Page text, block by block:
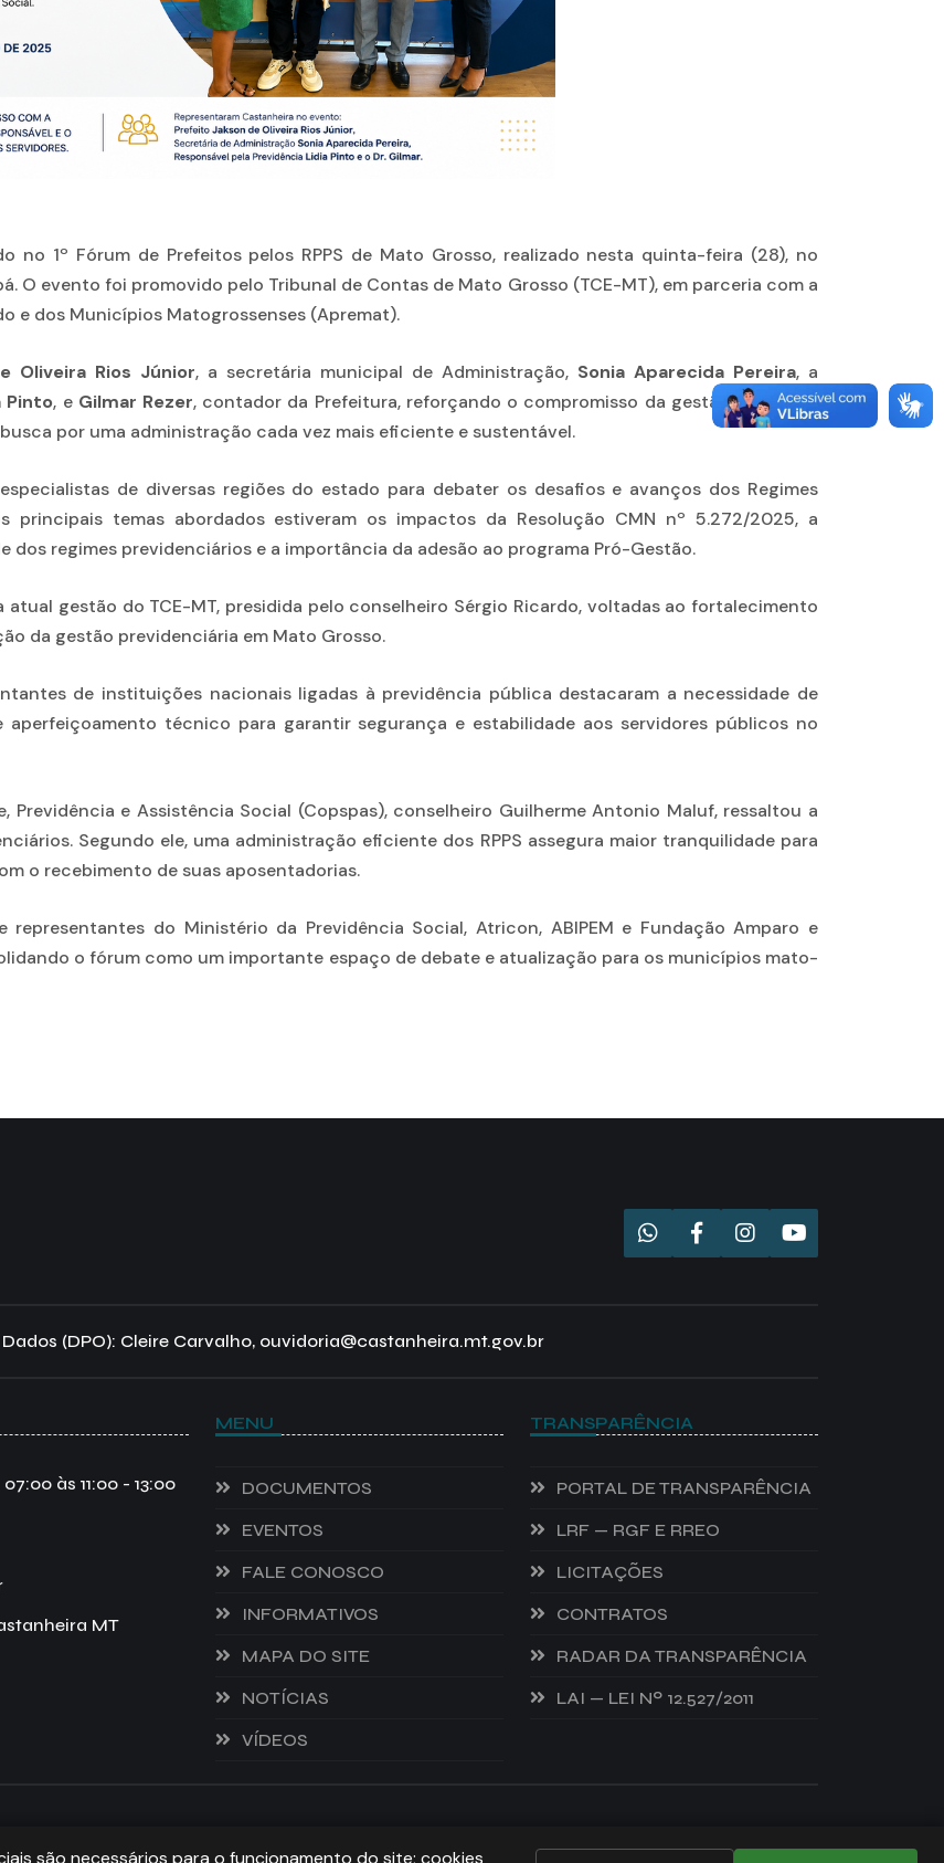
no 1º Fórum de Prefeitos pelos RPPS de Mato Grosso, realizado nesta quinta-feira (28), no
O evento foi promovido pelo Tribunal de Contas de Mato Grosso (TCE-MT), em parceria com a
e dos Municípios Matogrossenses (Apremat).
Oliveira Rios Júnior, a secretária municipal de Administração, Sonia Aparecida Pereira, a
Pinto, e Gilmar Rezer, contador da Prefeitura, reforçando o compromisso da gestão municipal
por uma administração cada vez mais eficiente e sustentável.
de diversas regiões do estado para debater os desafios e avanços dos Regimes
principais temas abordados estiveram os impactos da Resolução CMN nº 5.272/2025, a
regimes previdenciários e a importância da adesão ao programa Pró-Gestão.
gestão do TCE-MT, presidida pelo conselheiro Sérgio Ricardo, voltadas ao fortalecimento
da gestão previdenciária em Mato Grosso.
de instituições nacionais ligadas à previdência pública destacaram a necessidade de
aperfeiçoamento técnico para garantir segurança e estabilidade aos servidores públicos no
Previdência e Assistência Social (Copspas), conselheiro Guilherme Antonio Maluf, ressaltou a
Segundo ele, uma administração eficiente dos RPPS assegura maior tranquilidade para
o recebimento de suas aposentadorias.
do Ministério da Previdência Social, Atricon, ABIPEM e Fundação Amparo e
o fórum como um importante espaço de debate e atualização para os municípios mato-
(DPO): Cleire Carvalho, ouvidoria@castanheira.mt.gov.br
às 11:00 - 13:00
MT
MENU
DOCUMENTOS
EVENTOS
FALE CONOSCO
INFORMATIVOS
MAPA DO SITE
NOTÍCIAS
VÍDEOS
TRANSPARÊNCIA
PORTAL DE TRANSPARÊNCIA
LRF — RGF E RREO
LICITAÇÕES
CONTRATOS
RADAR DA TRANSPARÊNCIA
LAI — LEI Nº 12.527/2011
são necessários para o funcionamento do site; cookies